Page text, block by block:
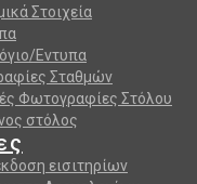
Στοιχεία
Εντυπα
Σταθμών
Φωτογραφίες Στόλου
στόλος
εισιτηρίων